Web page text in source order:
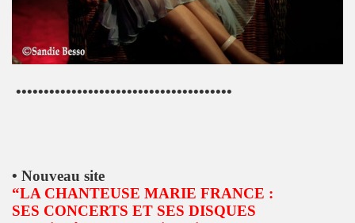
•••••••••••••••••••••••••••••••••••••••
• Nouveau site
“LA CHANTEUSE MARIE FRANCE :
SES CONCERTS ET SES DISQUES
de vague à l'âme", "Tendre assassine") le 10 juillet
16 juillet 2019 a Paris pour son miniconcert "Tendre
avril 2019 a Paris pour la suite de l enregistrement de
concert") : chronique de son album "J'ai quelque